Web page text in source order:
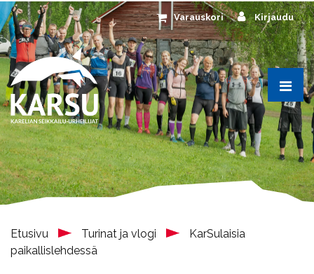
Siirry pääsisältöön
Varauskori Kirjaudu
Etusivu Turinat ja vlogi
KarSulaisia
paikallislehdessä